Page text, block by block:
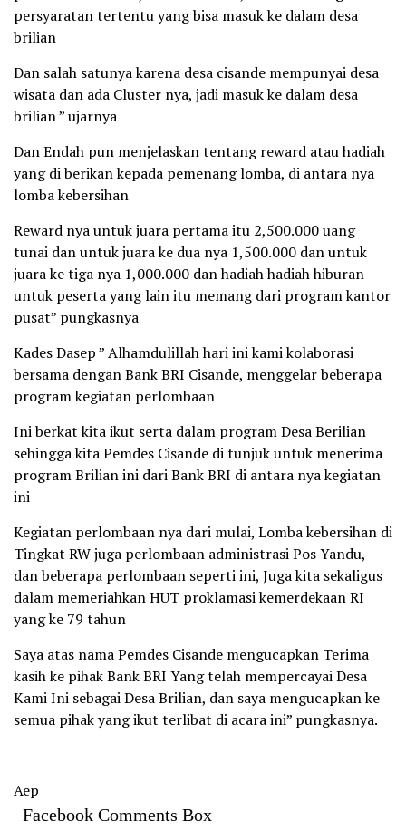
persyaratan tertentu yang bisa masuk ke dalam desa
brilian
Dan salah satunya karena desa cisande mempunyai desa
wisata dan ada Cluster nya, jadi masuk ke dalam desa
brilian ” ujarnya
Dan Endah pun menjelaskan tentang reward atau hadiah
yang di berikan kepada pemenang lomba, di antara nya
lomba kebersihan
Reward nya untuk juara pertama itu 2,500.000 uang
tunai dan untuk juara ke dua nya 1,500.000 dan untuk
juara ke tiga nya 1,000.000 dan hadiah hadiah hiburan
untuk peserta yang lain itu memang dari program kantor
pusat” pungkasnya
Kades Dasep ” Alhamdulillah hari ini kami kolaborasi
bersama dengan Bank BRI Cisande, menggelar beberapa
program kegiatan perlombaan
Ini berkat kita ikut serta dalam program Desa Berilian
sehingga kita Pemdes Cisande di tunjuk untuk menerima
program Brilian ini dari Bank BRI di antara nya kegiatan
ini
Kegiatan perlombaan nya dari mulai, Lomba kebersihan di
Tingkat RW juga perlombaan administrasi Pos Yandu,
dan beberapa perlombaan seperti ini, Juga kita sekaligus
dalam memeriahkan HUT proklamasi kemerdekaan RI
yang ke 79 tahun
Saya atas nama Pemdes Cisande mengucapkan Terima
kasih ke pihak Bank BRI Yang telah mempercayai Desa
Kami Ini sebagai Desa Brilian, dan saya mengucapkan ke
semua pihak yang ikut terlibat di acara ini” pungkasnya.
Aep
Facebook Comments Box